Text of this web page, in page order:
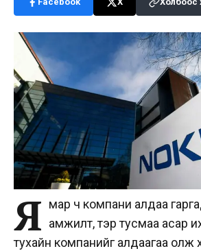
Я мар ч компани алдаа
амжилт, тэр тусмаа асар
тухайн компанийг алдаагаа олж